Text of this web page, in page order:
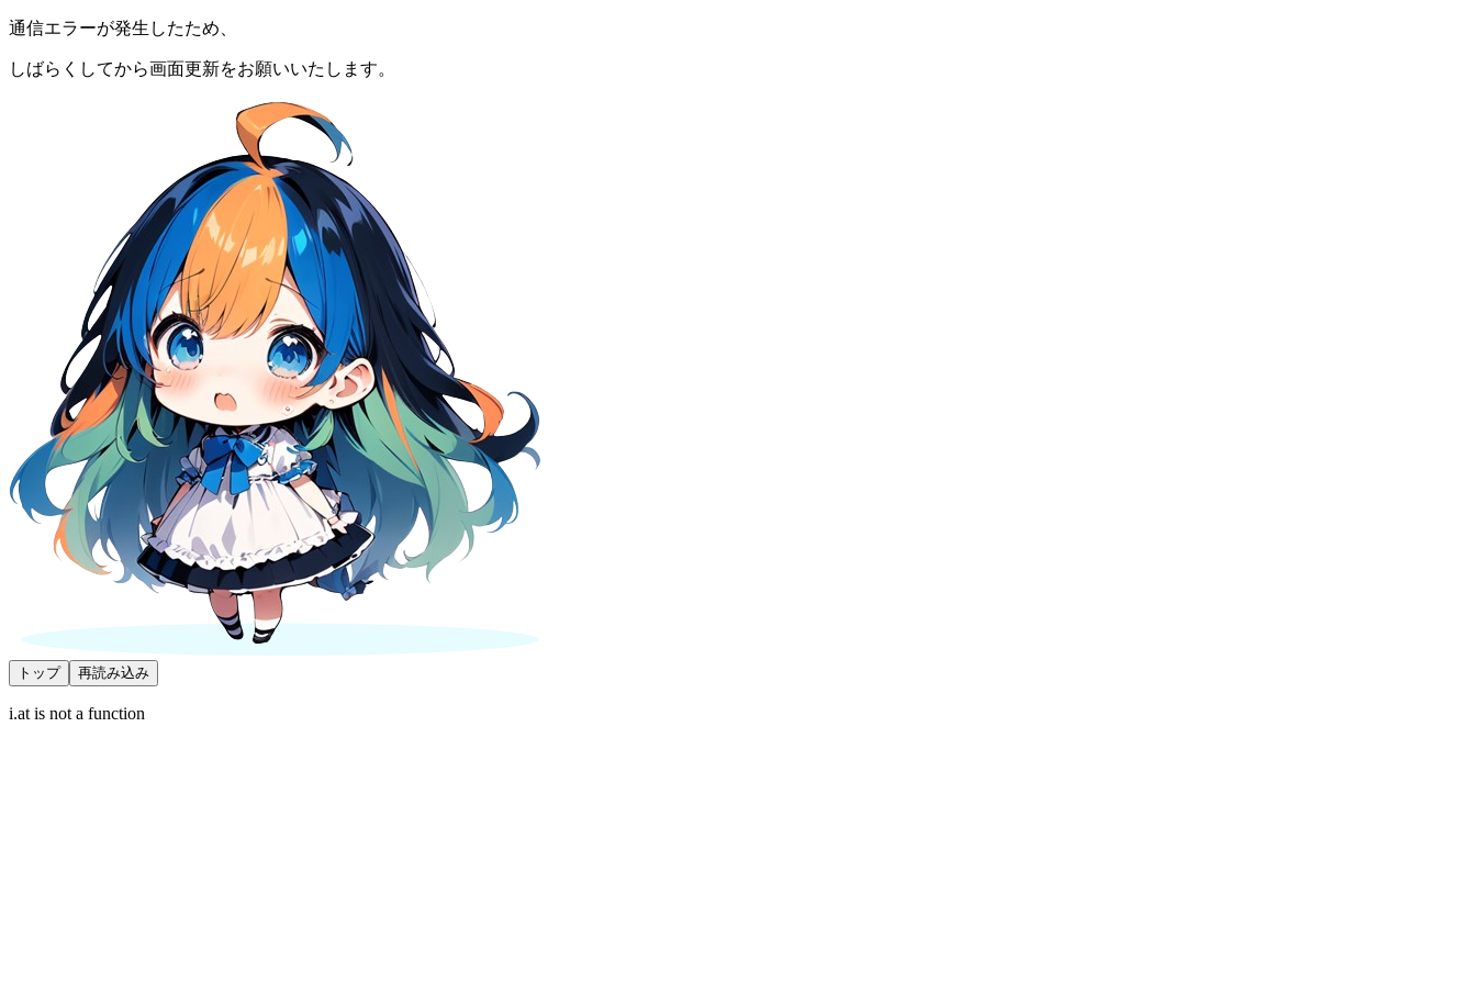
通信エラーが発生したため、
しばらくしてから画面更新をお願いいたします。
トップ 再読み込み
i.at is not a function